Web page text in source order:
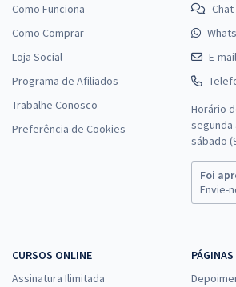
Como Funciona
Como Comprar
Loja Social
Programa de Afiliados
Trabalhe Conosco
Preferência de Cookies
Chat
E-mail
Horário
segunda
sábado
Foi
Envie-
CURSOS ONLINE
Assinatura Ilimitada